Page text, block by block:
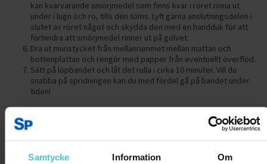
Samtycke Information Om
Viktskivor av gjutjärn
Övriga styrketräningstillbehör
Maghjul
Fitnesscenter
Gymutrustning
Skidmaskiner
Halkskydd
Kontakta oss
Villkor för privatpersoner
kan kvarvarande smörjmedel som finns kvar i röret rinna ut
under i lugn och ro, tills den töms. Lyft gärna anslutningsdelen i
slutet av röret något och skydda den med en handduk för att
förhindra att smörjmedel rinner ut på golvet.
Dra ut munstycket från mellanrummet mellan mattan och
bottenplattan och rengör med papper från eventuellt överflöd.
Sätt på löpbandet och låt det rulla i cirka 10 minuter. Vill du
snabba på spridningen kan du med fördel gå på bandet under
tiden!